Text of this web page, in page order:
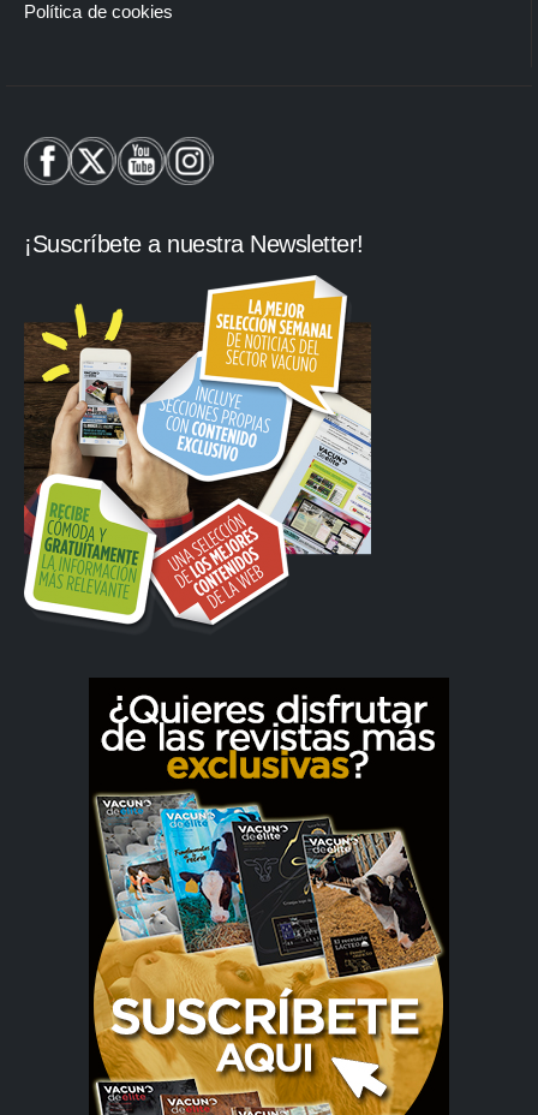
Política de cookies
¡Suscríbete a nuestra Newsletter!